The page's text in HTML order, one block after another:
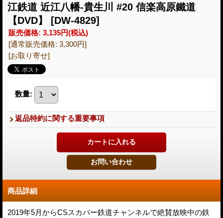
江鉄道 近江八幡-貴生川 #20 信楽高原鐵道
【DVD】
[DW-4829]
販売価格: 3,135円(税込)
[通常販売価格: 3,300円]
[お取り寄せ]
数量:
返品特約に関する重要事項
商品詳細
2019年5月からCSスカパー鉄道チャンネルで絶賛放映中の鉄